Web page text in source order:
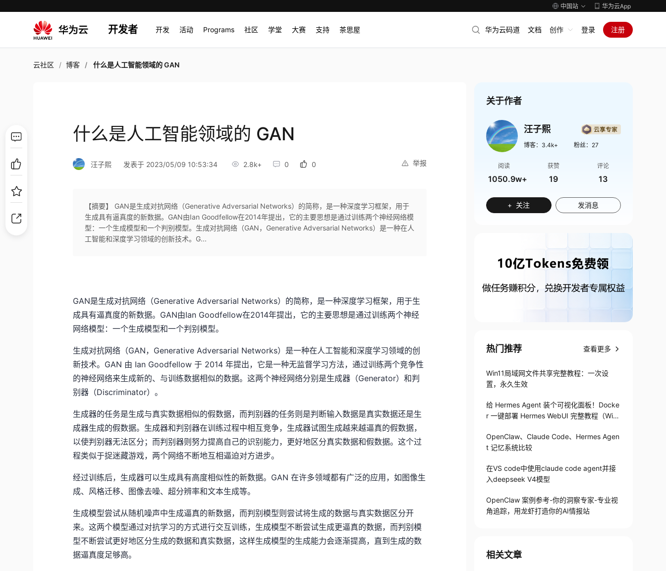
中国站 华为云App
开发者 开发 活动 Programs 社区 学堂 大赛 支持 茶思屋 华为云码道 文档 创作 登录 注册
云社区 博客 什么是人工智能领域的 GAN
什么是人工智能领域的 GAN
举报
汪子熙 发表于 2023/05/09 10:53:34 2.8k+ 0 0
【摘要】 GAN是生成对抗网络（Generative Adversarial Networks）的简称，是一种深度学习框架，用于
生成具有逼真度的新数据。GAN由Ian Goodfellow在2014年提出，它的主要思想是通过训练两个神经网络模
型：一个生成模型和一个判别模型。生成对抗网络（GAN，Generative Adversarial Networks）是一种在人
工智能和深度学习领域的创新技术。G...
GAN是生成对抗网络（Generative Adversarial Networks）的简称，是一种深度学习框架，用于生
成具有逼真度的新数据。GAN由Ian Goodfellow在2014年提出，它的主要思想是通过训练两个神经
网络模型：一个生成模型和一个判别模型。
生成对抗网络（GAN，Generative Adversarial Networks）是一种在人工智能和深度学习领域的创
新技术。GAN 由 Ian Goodfellow 于 2014 年提出，它是一种无监督学习方法，通过训练两个竞争性
的神经网络来生成新的、与训练数据相似的数据。这两个神经网络分别是生成器（Generator）和判
别器（Discriminator）。
生成器的任务是生成与真实数据相似的假数据，而判别器的任务则是判断输入数据是真实数据还是生
成器生成的假数据。生成器和判别器在训练过程中相互竞争，生成器试图生成越来越逼真的假数据，
以使判别器无法区分；而判别器则努力提高自己的识别能力，更好地区分真实数据和假数据。这个过
程类似于捉迷藏游戏，两个网络不断地互相逼迫对方进步。
经过训练后，生成器可以生成具有高度相似性的新数据。GAN 在许多领域都有广泛的应用，如图像生
成、风格迁移、图像去噪、超分辨率和文本生成等。
生成模型尝试从随机噪声中生成逼真的新数据，而判别模型则尝试将生成的数据与真实数据区分开
来。这两个模型通过对抗学习的方式进行交互训练，生成模型不断尝试生成更逼真的数据，而判别模
型不断尝试更好地区分生成的数据和真实数据，这样生成模型的生成能力会逐渐提高，直到生成的数
据逼真度足够高。
关于作者
汪子熙
博客： 3.4k+ 粉丝： 27
阅读
1050.9w+
获赞
19
评论
13
+ 关注 发消息
热门推荐 查看更多
Win11局域网文件共享完整教程：一次设
置，永久生效
给 Hermes Agent 装个可视化面板！Docke
r 一键部署 Hermes WebUI 完整教程（Win
OpenClaw、Claude Code、Hermes Agen
t 记忆系统比较
在VS code中使用claude code agent并接
入deepseek V4模型
OpenClaw 案例参考-你的洞察专家-专业视
角追踪，用龙虾打造你的AI情报站
相关文章